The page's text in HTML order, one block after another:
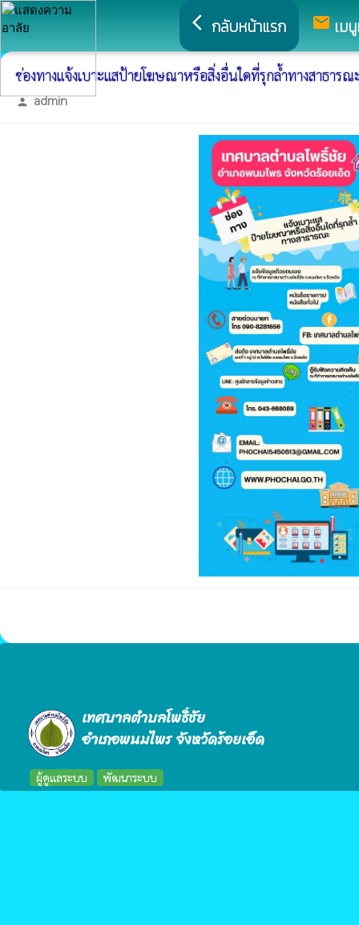
arrow_back_ios กลับหน้าแรก mail เม
ช่องทางแจ้งเบาะแสป้ายโฆษณาหรือสิ่งอื่นใดที่รุกล้ำทางสาธารณ
person admin
เทศบาลตำบลโพธิ์ชัย
อำเภอพนมไพร จังหวัดร้อยเอ็ด
ผู้ดูแลระบบ พัฒนาระบบ